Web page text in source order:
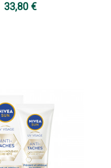
33,80 €